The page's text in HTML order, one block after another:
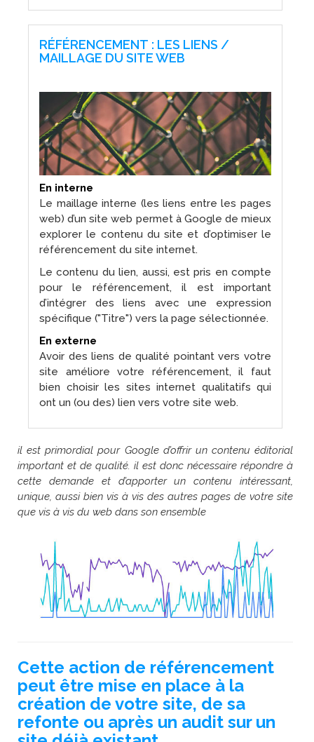
RÉFÉRENCEMENT : LES LIENS /
MAILLAGE DU SITE WEB
En interne
Le maillage interne (les liens entre les pages
web) d’un site web permet à Google de mieux
explorer le contenu du site et d’optimiser le
référencement du site internet.
Le contenu du lien, aussi, est pris en compte
pour le référencement, il est important
d’intégrer des liens avec une expression
spécifique ("Titre") vers la page sélectionnée.
En externe
Avoir des liens de qualité pointant vers votre
site améliore votre référencement, il faut
bien choisir les sites internet qualitatifs qui
ont un (ou des) lien vers votre site web.
il est primordial pour Google d’offrir un contenu éditorial
important et de qualité. il est donc nécessaire répondre à
cette demande et d’apporter un contenu intéressant,
unique, aussi bien vis à vis des autres pages de votre site
que vis à vis du web dans son ensemble
Cette action de référencement
peut être mise en place à la
création de votre site, de sa
refonte ou après un audit sur un